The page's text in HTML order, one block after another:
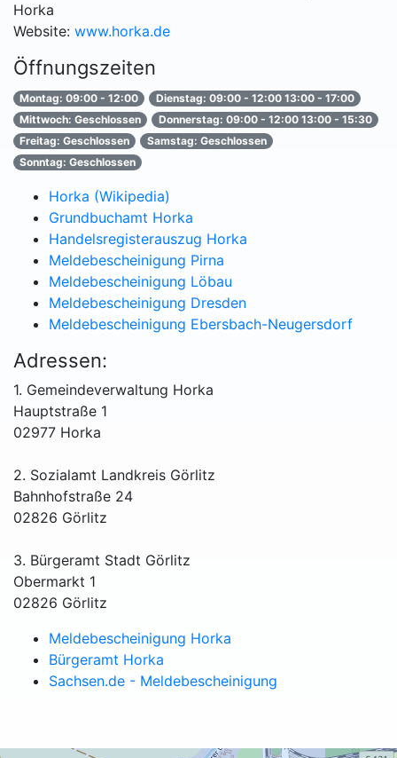
Horka
Website: www.horka.de
Öffnungszeiten
Montag: 09:00 - 12:00
Dienstag: 09:00 - 12:00 13:00 - 17:00
Mittwoch: Geschlossen
Donnerstag: 09:00 - 12:00 13:00 - 15:30
Freitag: Geschlossen
Samstag: Geschlossen
Sonntag: Geschlossen
Horka (Wikipedia)
Grundbuchamt Horka
Handelsregisterauszug Horka
Meldebescheinigung Pirna
Meldebescheinigung Löbau
Meldebescheinigung Dresden
Meldebescheinigung Ebersbach-Neugersdorf
Adressen:
1. Gemeindeverwaltung Horka
Hauptstraße 1
02977 Horka
2. Sozialamt Landkreis Görlitz
Bahnhofstraße 24
02826 Görlitz
3. Bürgeramt Stadt Görlitz
Obermarkt 1
02826 Görlitz
Meldebescheinigung Horka
Bürgeramt Horka
Sachsen.de - Meldebescheinigung